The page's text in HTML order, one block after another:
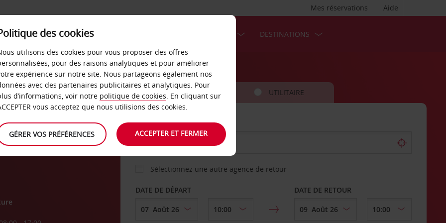
Aide
Mes réservations
LIBRE-SERVICE DESTINATIONS
VOITURE UTILITAIRE
AGENCE DE DÉPART
Sélectionnez une autre agence de retour
DATE DE DÉPART DATE DE RETOUR
des cookies
utilisons des cookies pour vous proposer des offres
pour des raisons analytiques et pour améliorer
expérience sur notre site. Nous partageons également nos
avec des partenaires publicitaires et analytiques. Pour
d’informations, voir notre politique de cookies. En cliquant sur
vous acceptez que nous utilisions des cookies.
GÉRER VOS PRÉFÉRENCES ACCEPTER ET FERMER